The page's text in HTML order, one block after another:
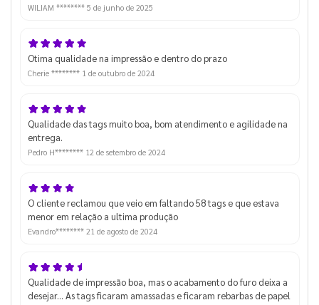
WILIAM ******** 5 de junho de 2025
Otima qualidade na impressão e dentro do prazo
Cherie ******** 1 de outubro de 2024
Qualidade das tags muito boa, bom atendimento e agilidade na
entrega.
Pedro H******** 12 de setembro de 2024
O cliente reclamou que veio em faltando 58 tags e que estava
menor em relação a ultima produção
Evandro******** 21 de agosto de 2024
Qualidade de impressão boa, mas o acabamento do furo deixa a
desejar... As tags ficaram amassadas e ficaram rebarbas de papel